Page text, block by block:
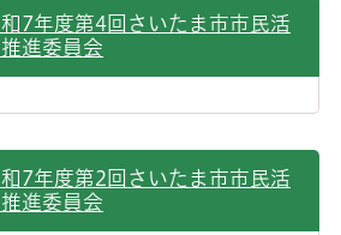
7年度第4回さいたま市市民活
進委員会
7年度第2回さいたま市市民活
進委員会